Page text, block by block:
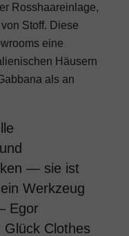
Rosshaareinlage,
Stoff. Diese
eine
Häusern
als an
— sie ist
Werkzeug
Egor
Clothes